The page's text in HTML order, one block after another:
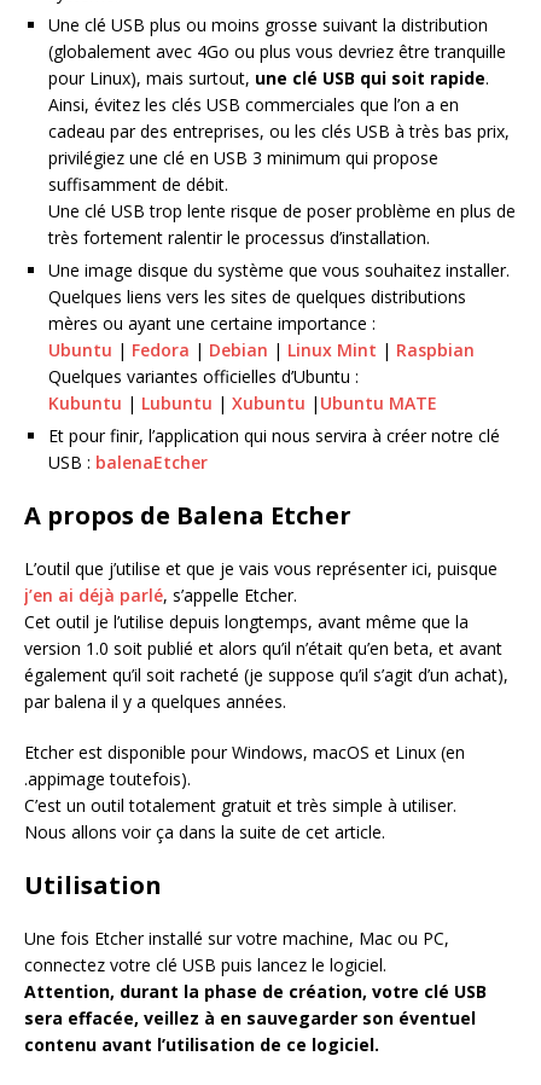
Une clé USB plus ou moins grosse suivant la distribution
(globalement avec 4Go ou plus vous devriez être tranquille
pour Linux), mais surtout, une clé USB qui soit rapide.
Ainsi, évitez les clés USB commerciales que l’on a en
cadeau par des entreprises, ou les clés USB à très bas prix,
privilégiez une clé en USB 3 minimum qui propose
suffisamment de débit.
Une clé USB trop lente risque de poser problème en plus de
très fortement ralentir le processus d’installation.
Une image disque du système que vous souhaitez installer.
Quelques liens vers les sites de quelques distributions
mères ou ayant une certaine importance :
Ubuntu | Fedora | Debian | Linux Mint | Raspbian
Quelques variantes officielles d’Ubuntu :
Kubuntu | Lubuntu | Xubuntu | Ubuntu MATE
Et pour finir, l’application qui nous servira à créer notre clé
USB : balenaEtcher
A propos de Balena Etcher
L’outil que j’utilise et que je vais vous représenter ici, puisque
j’en ai déjà parlé, s’appelle Etcher.
Cet outil je l’utilise depuis longtemps, avant même que la
version 1.0 soit publié et alors qu’il n’était qu’en beta, et avant
également qu’il soit racheté (je suppose qu’il s’agit d’un achat),
par balena il y a quelques années.
Etcher est disponible pour Windows, macOS et Linux (en
.appimage toutefois).
C’est un outil totalement gratuit et très simple à utiliser.
Nous allons voir ça dans la suite de cet article.
Utilisation
Une fois Etcher installé sur votre machine, Mac ou PC,
connectez votre clé USB puis lancez le logiciel.
Attention, durant la phase de création, votre clé USB
sera effacée, veillez à en sauvegarder son éventuel
contenu avant l’utilisation de ce logiciel.